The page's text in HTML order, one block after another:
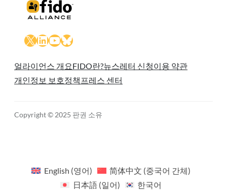
X LinkedIn
YouTube
Bluesky
얼라이언스 개요FIDO란?뉴스레터 신청이용 약관
개인정보 보호정책 프레스 센터
Copyright © 2025 판권 소유
English (영어) 简体中文 (중국어 간체)
日本語(일어) 한국어